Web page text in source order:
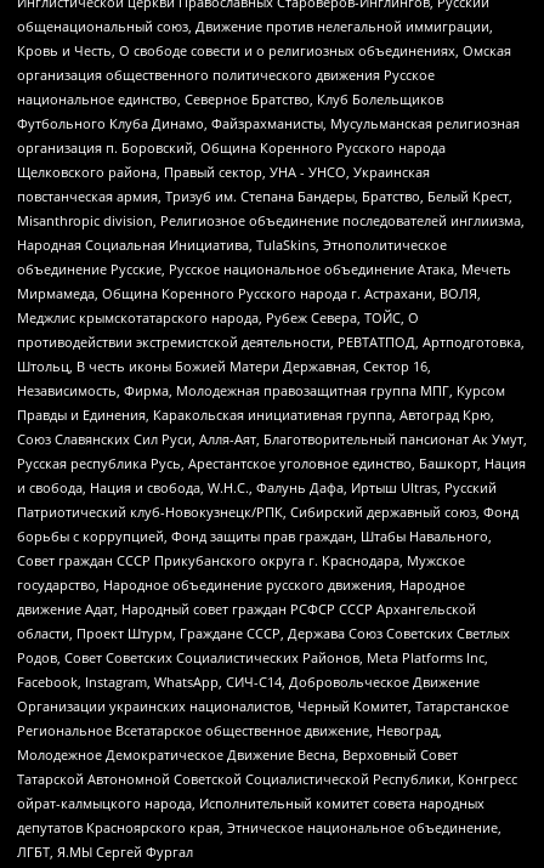
общенациональный союз, Движение против нелегальной иммиграции,
Кровь и Честь, О свободе совести и о религиозных объединениях, Омская
организация общественного политического движения Русское
национальное единство, Северное Братство, Клуб Болельщиков
Футбольного Клуба Динамо, Файзрахманисты, Мусульманская религиозная
организация п. Боровский, Община Коренного Русского народа
Щелковского района, Правый сектор, УНА - УНСО, Украинская
повстанческая армия, Тризуб им. Степана Бандеры, Братство, Белый Крест,
Misanthropic division, Религиозное объединение последователей инглиизма,
Народная Социальная Инициатива, TulaSkins, Этнополитическое
объединение Русские, Русское национальное объединение Атака, Мечеть
Мирмамеда, Община Коренного Русского народа г. Астрахани, ВОЛЯ,
Меджлис крымскотатарского народа, Рубеж Севера, ТОЙС, О
противодействии экстремистской деятельности, РЕВТАТПОД, Артподготовка,
Штольц, В честь иконы Божией Матери Державная, Сектор 16,
Независимость, Фирма, Молодежная правозащитная группа МПГ, Курсом
Правды и Единения, Каракольская инициативная группа, Автоград Крю,
Союз Славянских Сил Руси, Алля-Аят, Благотворительный пансионат Ак Умут,
Русская республика Русь, Арестантское уголовное единство, Башкорт, Нация
и свобода, Нация и свобода, W.H.С., Фалунь Дафа, Иртыш Ultras, Русский
Патриотический клуб-Новокузнецк/РПК, Сибирский державный союз, Фонд
борьбы с коррупцией, Фонд защиты прав граждан, Штабы Навального,
Совет граждан СССР Прикубанского округа г. Краснодара, Мужское
государство, Народное объединение русского движения, Народное
движение Адат, Народный совет граждан РСФСР СССР Архангельской
области, Проект Штурм, Граждане СССР, Держава Союз Советских Светлых
Родов, Совет Советских Социалистических Районов, Meta Platforms Inc,
Facebook, Instagram, WhatsApp, СИЧ-С14, Добровольческое Движение
Организации украинских националистов, Черный Комитет, Татарстанское
Региональное Всетатарское общественное движение, Невоград,
Молодежное Демократическое Движение Весна, Верховный Совет
Татарской Автономной Советской Социалистической Республики, Конгресс
ойрат-калмыцкого народа, Исполнительный комитет совета народных
депутатов Красноярского края, Этническое национальное объединение,
ЛГБТ, Я.МЫ Сергей Фургал